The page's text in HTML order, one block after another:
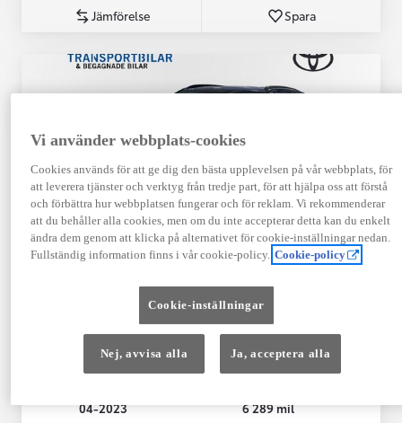
Jämförelse Spara
Toyota Yaris Cross
Toyota Yaris Cross 1,5 Hybrid Adventure Drag V-Hjul
KRYLBO
04-2023
6 289 mil
Vi använder webbplats-cookies
Cookies används för att ge dig den bästa upplevelsen på vår webbplats, för
att leverera tjänster och verktyg från tredje part, för att hjälpa oss att förstå
och förbättra hur webbplatsen fungerar och för reklam. Vi rekommenderar
att du behåller alla cookies, men om du inte accepterar detta kan du enkelt
ändra dem genom att klicka på alternativet för cookie-inställningar nedan.
Fullständig information finns i vår cookie-policy. Cookie-policy
Cookie-inställningar
Nej, avvisa alla Ja, acceptera alla